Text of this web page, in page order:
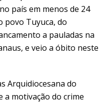
país em menos de 24
povo Tuyuca, do
a pauladas na
e veio a óbito neste
Arquidiocesana do
a motivação do crime